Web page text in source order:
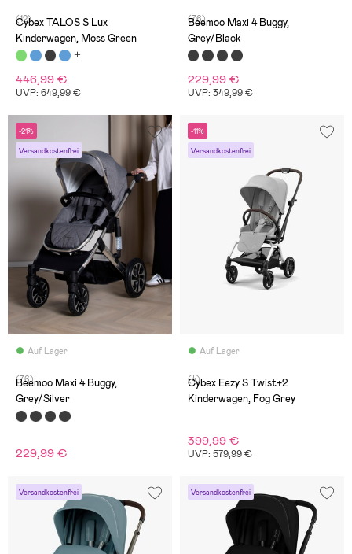
(12)
Cybex TALOS S Lux
Kinderwagen, Moss Green
446,99 €
UVP: 649,99 €
(76)
Beemoo Maxi 4 Buggy,
Grey/Black
229,99 €
UVP: 349,99 €
-21%
Versandkostenfrei
Auf Lager
(76)
Beemoo Maxi 4 Buggy,
Grey/Silver
229,99 €
-11%
Versandkostenfrei
Auf Lager
(4)
Cybex Eezy S Twist+2
Kinderwagen, Fog Grey
399,99 €
UVP: 579,99 €
Versandkostenfrei Versandkostenfrei